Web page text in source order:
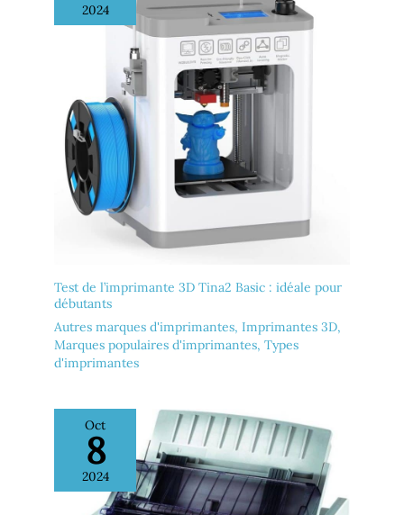
2024
Test de l’imprimante 3D Tina2 Basic : idéale pour
débutants
Autres marques d'imprimantes, Imprimantes 3D,
Marques populaires d'imprimantes, Types
d'imprimantes
Oct
8
2024